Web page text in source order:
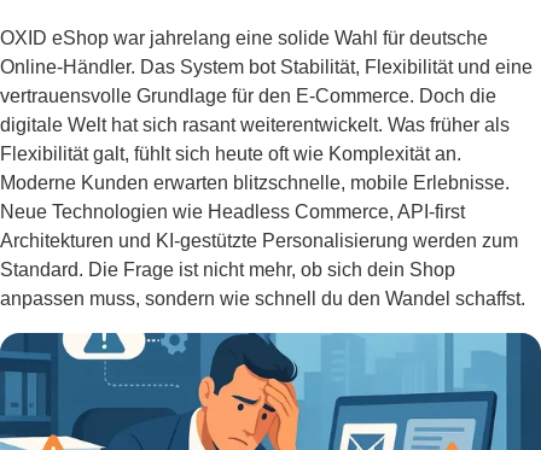
OXID eShop war jahrelang eine solide Wahl für deutsche
Online-Händler. Das System bot Stabilität, Flexibilität und eine
vertrauensvolle Grundlage für den E-Commerce. Doch die
digitale Welt hat sich rasant weiterentwickelt. Was früher als
Flexibilität galt, fühlt sich heute oft wie Komplexität an.
Moderne Kunden erwarten blitzschnelle, mobile Erlebnisse.
Neue Technologien wie Headless Commerce, API-first
Architekturen und KI-gestützte Personalisierung werden zum
Standard. Die Frage ist nicht mehr, ob sich dein Shop
anpassen muss, sondern wie schnell du den Wandel schaffst.